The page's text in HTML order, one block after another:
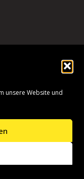
unsere Website und